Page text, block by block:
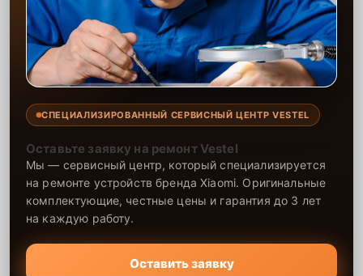
Сервисный центр гарантирует качественную комплексную чистку
видеостены. Опытные мастера быстро и эффективно устранят
загрязнения, что восстановит работу устройства и улучшит его
производительность. Мы используем современные методы и
инструменты, что гарантирует долгосрочную работу техники
после проведения работ. Все наши услуги предоставляются с
гарантией, что даёт уверенность в надёжности оборудования.
СПЕЦИАЛИЗИРОВАННЫЙ СЕРВИСНЫЙ ЦЕНТР VESTEL
Оставьте заявку на ремонт Vestel
Мы — сервисный центр, который специализируется
на ремонте устройств бренда Xiaomi. Оригинальные
комплектующие, честные цены и гарантия до 3 лет
на каждую работу.
Оставить заявку